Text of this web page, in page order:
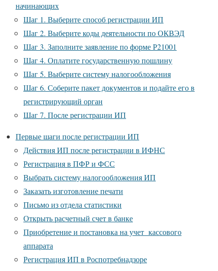
начинающих
Шаг 1. Выберите способ регистрации ИП
Шаг 2. Выберите коды деятельности по ОКВЭД
Шаг 3. Заполните заявление по форме Р21001
Шаг 4. Оплатите государственную пошлину
Шаг 5. Выберите систему налогообложения
Шаг 6. Соберите пакет документов и подайте его в
регистрирующий орган
Шаг 7. После регистрации ИП
Первые шаги после регистрации ИП
Действия ИП после регистрации в ИФНС
Регистрация в ПФР и ФСС
Выбрать систему налогообложения ИП
Заказать изготовление печати
Письмо из отдела статистики
Открыть расчетный счет в банке
Приобретение и постановка на учет кассового
аппарата
Регистрация ИП в Роспотребнадзоре